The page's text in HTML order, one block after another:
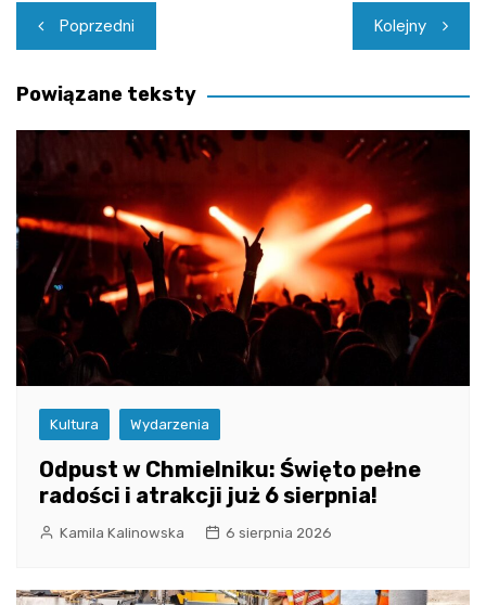
Nawigacja
wpisu
Poprzedni Kolejny
Powiązane teksty
Kultura Wydarzenia
Odpust w Chmielniku: Święto pełne
radości i atrakcji już 6 sierpnia!
Kamila Kalinowska 6 sierpnia 2026